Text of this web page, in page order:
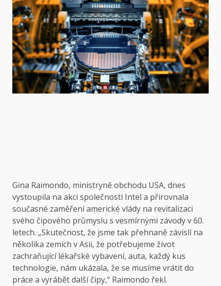
Gina Raimondo, ministryně obchodu USA, dnes
vystoupila na akci společnosti Intel a přirovnala
současné zaměření americké vlády na revitalizaci
svého čipového průmyslu s vesmírnými závody v 60.
letech. „Skutečnost, že jsme tak přehnaně závislí na
několika zemích v Asii, že potřebujeme život
zachraňující lékařské vybavení, auta, každý kus
technologie, nám ukázala, že se musíme vrátit do
práce a vyrábět další čipy,“ Raimondo řekl.